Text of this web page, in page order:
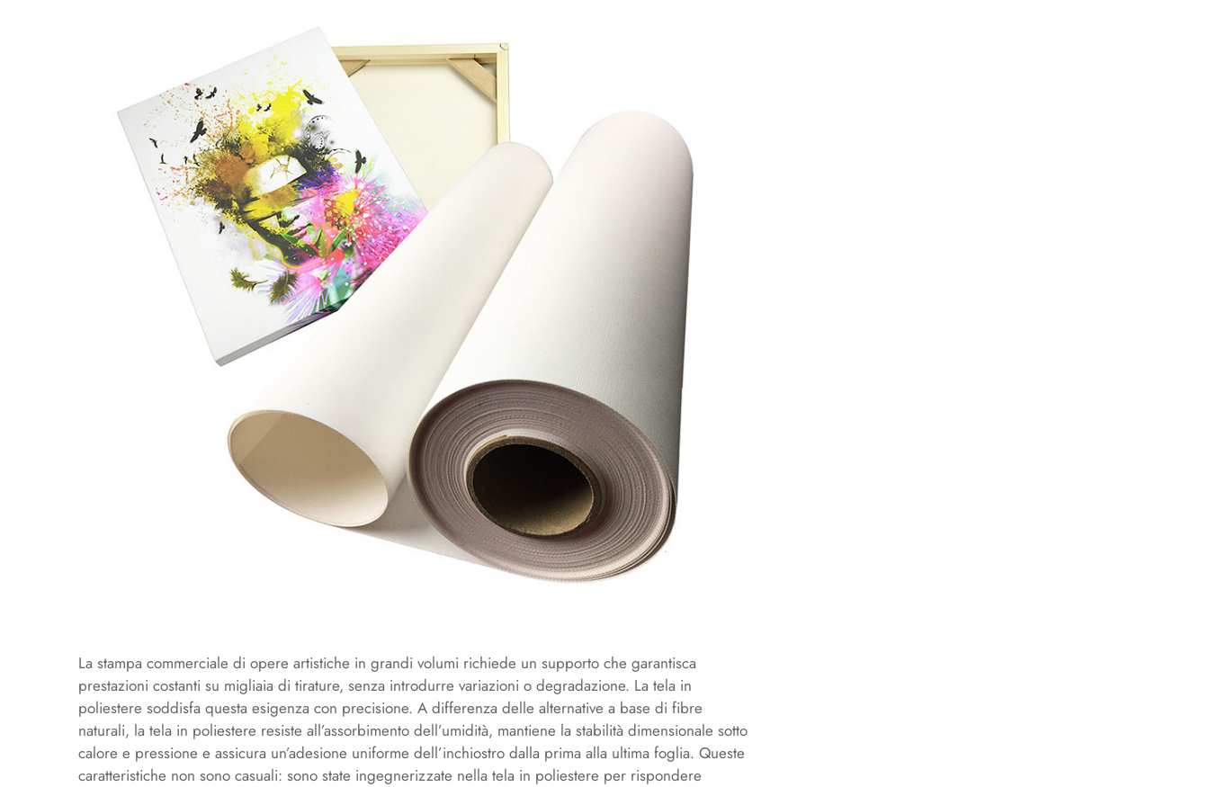
La stampa commerciale di opere artistiche in grandi volumi richiede un supporto che garantisca
prestazioni costanti su migliaia di tirature, senza introdurre variazioni o degradazione. La tela in
poliestere soddisfa questa esigenza con precisione. A differenza delle alternative a base di fibre
naturali, la tela in poliestere resiste all’assorbimento dell’umidità, mantiene la stabilità dimensionale sotto
calore e pressione e assicura un’adesione uniforme dell’inchiostro dalla prima alla ultima foglia. Queste
caratteristiche non sono casuali: sono state ingegnerizzate nella tela in poliestere per rispondere